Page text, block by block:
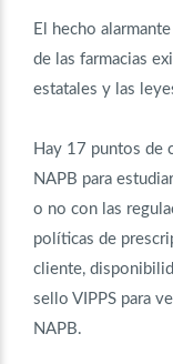
El hecho
de las farmacias
estatales y las
Hay 17 puntos de
NAPB para
o no con las
políticas de
cliente,
sello VIPPS para
NAPB.